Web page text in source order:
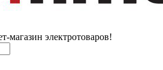
электротоваров!